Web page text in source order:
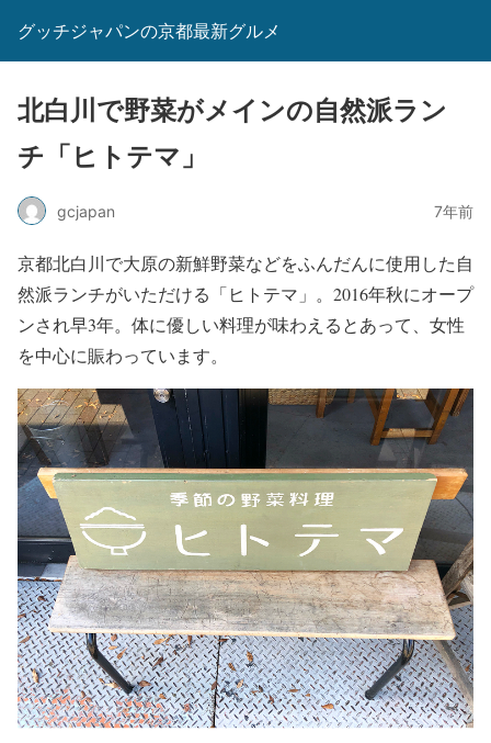
グッチジャパンの京都最新グルメ
北白川で野菜がメインの自然派ラン
チ「ヒトテマ」
gcjapan 7年前
京都北白川で大原の新鮮野菜などをふんだんに使用した自
然派ランチがいただける「ヒトテマ」。2016年秋にオープ
ンされ早3年。体に優しい料理が味わえるとあって、女性
を中心に賑わっています。